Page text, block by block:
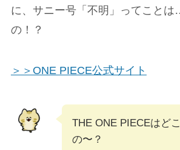
に、サニー号「不明」ってこと
の！？
＞＞ONE PIECE公式サイト
THE ONE PIECEはど
の〜？